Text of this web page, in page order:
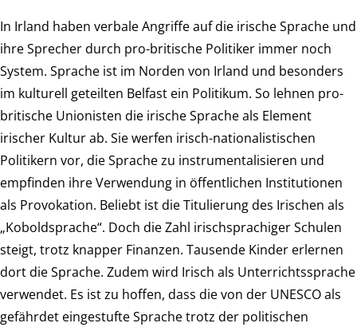
In Irland haben verbale Angriffe auf die irische Sprache und
ihre Sprecher durch pro-britische Politiker immer noch
System. Sprache ist im Norden von Irland und besonders
im kulturell geteilten Belfast ein Politikum. So lehnen pro-
britische Unionisten die irische Sprache als Element
irischer Kultur ab. Sie werfen irisch-nationalistischen
Politikern vor, die Sprache zu instrumentalisieren und
empfinden ihre Verwendung in öffentlichen Institutionen
als Provokation. Beliebt ist die Titulierung des Irischen als
„Koboldsprache“. Doch die Zahl irischsprachiger Schulen
steigt, trotz knapper Finanzen. Tausende Kinder erlernen
dort die Sprache. Zudem wird Irisch als Unterrichtssprache
verwendet. Es ist zu hoffen, dass die von der UNESCO als
gefährdet eingestufte Sprache trotz der politischen